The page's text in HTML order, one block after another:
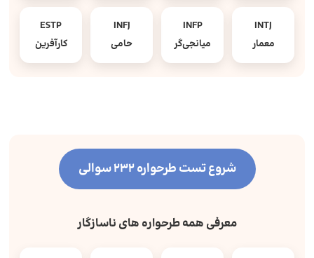
INTJ
معمار
INFP
میانجی‌گر
INFJ
حامی
ESTP
کارآفرین
شروع تست طرحواره 232 سوالی
معرفی همه طرحواره های ناسازگار